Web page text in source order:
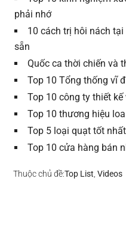
phải nhớ
10 cách trị hôi nách
sẵn
Quốc ca thời chiến và
Top 10 Tổng thống vĩ
Top 10 công ty thiết
Top 10 thương hiệu
Top 5 loại quạt tốt
Top 10 cửa hàng bán
Thuộc chủ đề:Top List ,Videos